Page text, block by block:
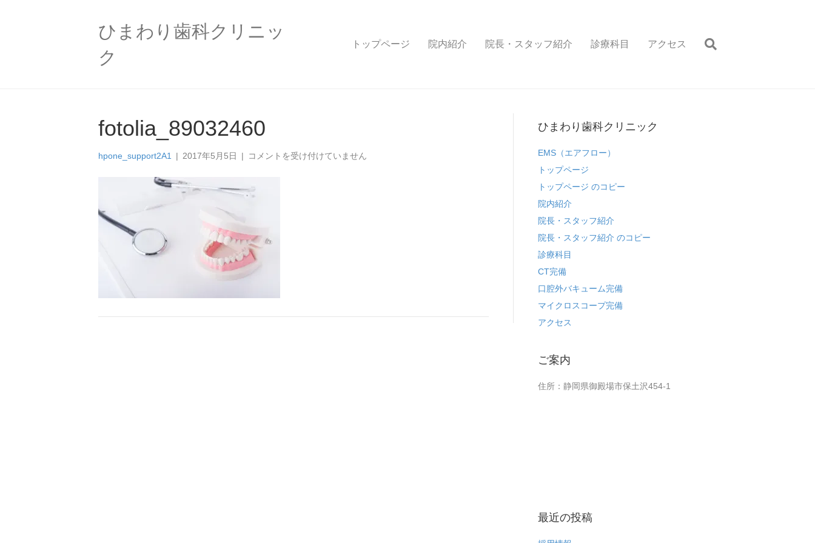
ひまわり歯科クリニッ
ク
トップページ 院内紹介 院長・スタッフ紹介 診療科目 アクセス
fotolia_89032460
hpone_support2A1 | 2017年5月5日 |
fotolia_89032460
コメントを受け付けていません
ひまわり歯科クリニック
EMS（エアフロー）
トップページ
トップページ のコピー
院内紹介
院長・スタッフ紹介
院長・スタッフ紹介 のコピー
診療科目
CT完備
口腔外バキューム完備
マイクロスコープ完備
アクセス
ご案内
住所：静岡県御殿場市保土沢454-1
最近の投稿